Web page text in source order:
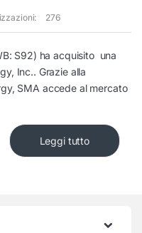
276
S92) ha acquisito una
Inc.. Grazie alla
SMA accede al mercato
Leggi tutto